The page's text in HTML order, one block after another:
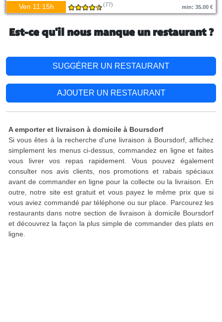
Ven 11:15h (77) min: 35.00 €
Est-ce qu'il nous manque un restaurant ?
SUGGÉRER UN RESTAURANT
AJOUTER UN RESTAURANT
A emporter et livraison à domicile à Boursdorf
Si vous êtes à la recherche d'une livraison à Boursdorf, affichez
simplement les menus ci-dessus, commandez en ligne et faites
vous livrer vos repas rapidement. Vous pouvez également
consulter nos avis clients, nos promotions et rabais spéciaux
avant de commander en ligne pour la collecte ou la livraison. En
outre, notre site est gratuit et vous payez le même prix que si
vous aviez commandé par téléphone ou sur place. Parcourez les
restaurants dans notre section de livraison à domicile Boursdorf
et découvrez la façon la plus simple de commander des plats en
ligne.